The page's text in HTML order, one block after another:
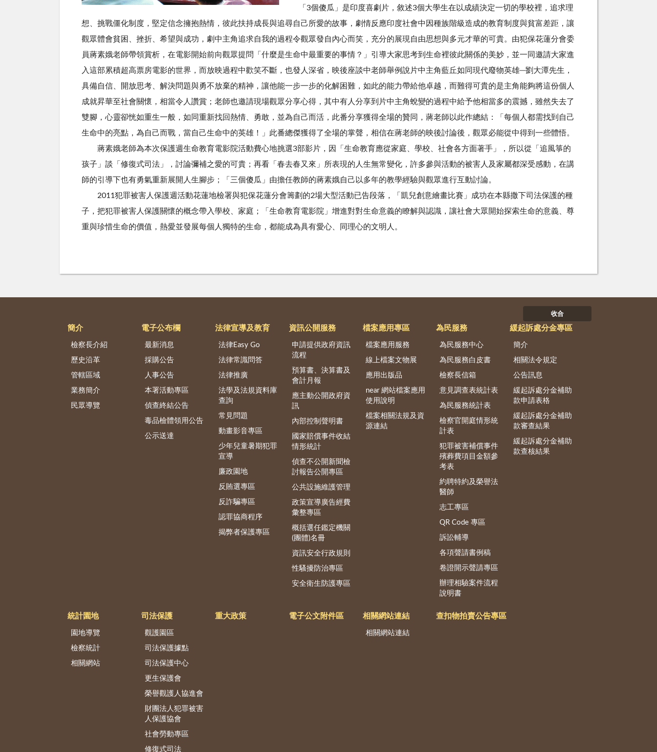
「3個傻瓜」是印度喜劇片，敘述3個大學生在以成績決定一切的學校裡，追求理
想、挑戰僵化制度，堅定信念擁抱熱情，彼此扶持成長與追尋自己所愛的故事，劇情反應印度社會中因種族階級造成的教育制度與貧富差距，讓
觀眾體會貧困、挫折、希望與成功，劇中主角追求自我的過程令觀眾發自內心而笑，充分的展現自由思想與多元才華的可貴。由犯保花蓮分會委
員蔣素娥老師帶領賞析，在電影開始前向觀眾提問「什麼是生命中最重要的事情？」引導大家思考到生命裡彼此關係的美妙，並一同邀請大家進
入這部累積超高票房電影的世界，而放映過程中歡笑不斷，也發人深省，映後座談中老師舉例說片中主角藍丘如同現代廢物英雄─劉大潭先生，
具備自信、開放思考、解決問題與勇不放棄的精神，讓他能一步一步的化解困難，如此的能力帶給他卓越，而難得可貴的是主角能夠將這份個人
成就昇華至社會關懷，相當令人讚賞；老師也邀請現場觀眾分享心得，其中有人分享到片中主角蛻變的過程中給予他相當多的震撼，雖然失去了
雙腳，心靈卻恍如重生一般，如同重新找回熱情、勇敢，並為自己而活，此番分享獲得全場的贊同，蔣老師以此作總結：「每個人都需找到自己
生命中的亮點，為自己而戰，當自己生命中的英雄！」此番總傑獲得了全場的掌聲，相信在蔣老師的映後討論後，觀眾必能從中得到一些體悟。
蔣素娥老師為本次保護週生命教育電影院活動費心地挑選3部影片，因「生命教育應從家庭、學校、社會各方面著手」，所以從「追風箏的
孩子」談「修復式司法」，討論彌補之愛的可貴；再看「春去春又來」所表現的人生無常變化，許多參與活動的被害人及家屬都深受感動，在講
師的引導下也有勇氣重新展開人生腳步；「三個傻瓜」由擔任教師的蔣素娥自己以多年的教學經驗與觀眾進行互動討論。
2011犯罪被害人保護週活動花蓮地檢署與犯保花蓮分會籌劃的2場大型活動已告段落，「凱兒創意繪畫比賽」成功在本縣撒下司法保護的種
子，把犯罪被害人保護關懷的概念帶入學校、家庭；「生命教育電影院」增進對對生命意義的瞭解與認識，讓社會大眾開始探索生命的意義、尊
重與珍惜生命的價值，熱愛並發展每個人獨特的生命，都能成為具有愛心、同理心的文明人。
收合
簡介
檢察長介紹
歷史沿革
管轄區域
業務簡介
民眾導覽
電子公布欄
最新消息
採購公告
人事公告
本署活動專區
偵查終結公告
毒品檢體領用公告
公示送達
法律宣導及教育
法律Easy Go
法律常識問答
法律推廣
法學及法規資料庫
查詢
常見問題
動畫影音專區
少年兒童暑期犯罪
宣導
廉政園地
反賄選專區
反詐騙專區
認罪協商程序
揭弊者保護專區
資訊公開服務
申請提供政府資訊
流程
預算書、決算書及
會計月報
應主動公開政府資
訊
內部控制聲明書
國家賠償事件收結
情形統計
偵查不公開新聞檢
討報告公開專區
公共設施維護管理
政策宣導廣告經費
彙整專區
概括選任鑑定機關
(團體)名冊
資訊安全行政規則
性騷擾防治專區
安全衛生防護專區
檔案應用專區
檔案應用服務
線上檔案文物展
應用出版品
near 網站檔案應用
使用說明
檔案相關法規及資
源連結
為民服務
為民服務中心
為民服務白皮書
檢察長信箱
意見調查表統計表
為民服務統計表
檢察官開庭情形統
計表
犯罪被害補償事件
殯葬費項目金額參
考表
約聘特約及榮譽法
醫師
志工專區
QR Code 專區
訴訟輔導
各項聲請書例稿
卷證開示聲請專區
辦理相驗案件流程
說明書
緩起訴處分金專區
簡介
相關法令規定
公告訊息
緩起訴處分金補助
款申請表格
緩起訴處分金補助
款審查結果
緩起訴處分金補助
款查核結果
統計園地
園地導覽
檢察統計
相關網站
司法保護
觀護園區
司法保護據點
司法保護中心
更生保護會
榮譽觀護人協進會
財團法人犯罪被害
人保護協會
社會勞動專區
修復式司法
重大政策 電子公文附件區 相關網站連結
相關網站連結
查扣物拍賣公告專區